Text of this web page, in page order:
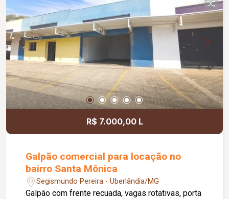
R$ 7.000,00 L
Galpão comercial para locação no
bairro Santa Mônica
Segismundo Pereira - Uberlândia/MG
Galpão com frente recuada, vagas rotativas, porta